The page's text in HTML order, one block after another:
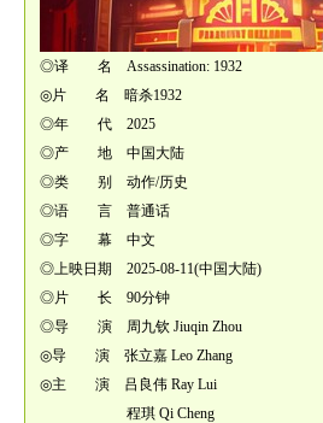
◎译 名 Assassination: 1932
◎片 名 暗杀1932
◎年 代 2025
◎产 地 中国大陆
◎类 别 动作/历史
◎语 言 普通话
◎字 幕 中文
◎上映日期 2025-08-11(中国大陆)
◎片 长 90分钟
◎导 演 周九钦 Jiuqin Zhou
◎导 演 张立嘉 Leo Zhang
◎主 演 吕良伟 Ray Lui
程琪 Qi Cheng